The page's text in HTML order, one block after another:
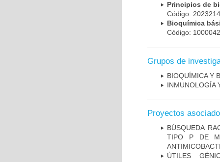
Principios de
Código:
Bioquímica
Código:
Grupos de
BIOQUÍMICA Y
INMUNOLOGÍA
Proyectos
BÚSQUEDA
TIPO P DE
ÚTILES